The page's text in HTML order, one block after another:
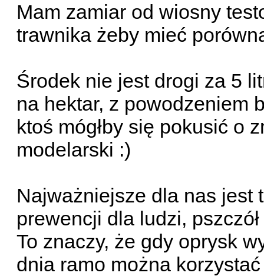
Mam zamiar od wiosny
trawnika żeby mieć
Środek nie jest drogi za 5
na hektar, z powodzeniem
ktoś mógłby się pokusić o
modelarski :)
Najważniejsze dla nas jest
prewencji dla ludzi,
To znaczy, że gdy oprysk
dnia ramo można